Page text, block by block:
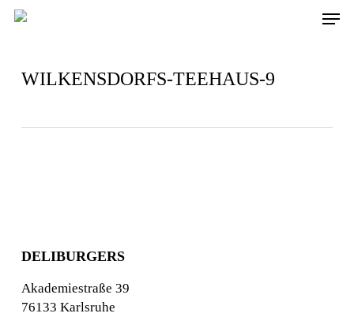
Skip
Menu
WILKENSDORFS-TEEHAUS-9
DELIBURGERS
Akademiestraße 39
76133 Karlsruhe